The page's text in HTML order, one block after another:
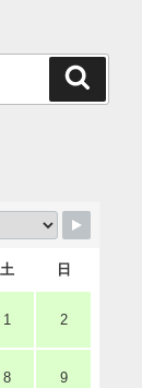
土 日
1 2
8 9